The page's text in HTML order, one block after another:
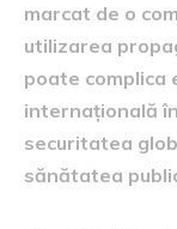
marcat de o
utilizarea
poate
internațională
securitatea
sănătatea